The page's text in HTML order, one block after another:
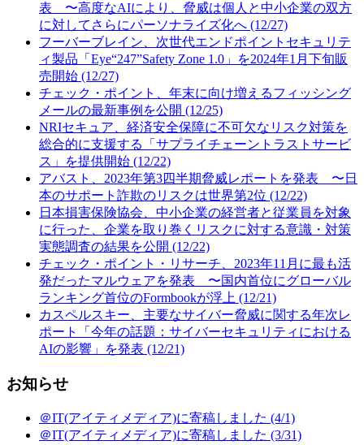
表 〜高度なAIにより、脅威は個人と中小企業の双方
に対してさらにパーソナライズ化へ (12/27)
フーバーブレイン、次世代エンドポイントセキュリテ
ィ製品「Eye“247”Safety Zone 1.0」を2024年1月下旬販
売開始 (12/27)
チェック・ポイント、年末に向け増えるフィッシング
メールの最新事例を公開 (12/25)
NRIセキュア、経済安全保障に不可欠なリスク対策を
総合的に支援する「サプライチェーントラストサービ
ス」を提供開始 (12/22)
アバスト、2023年第3四半期脅威レポートを発表 〜日
本のサポート詐欺のリスクは世界第2位 (12/22)
日本損害保険協会、中小企業の経営者と従業員を対象
に行った、企業を取り巻くリスクに対する意識・対策
実態調査の結果を公開 (12/22)
チェック・ポイント・リサーチ、2023年11月に最も活
発だったマルウェアを発表 〜国内首位にグローバル
ランキング首位のFormbookが浮上 (12/21)
カスペルスキー、主要なサイバー脅威に関する年次レ
ポート「今年の話題：サイバーセキュリティにおける
AIの影響」を発表 (12/21)
お知らせ
＠IT(アイティメディア)に寄稿しました (4/1)
＠IT(アイティメディア)に寄稿しました (3/31)